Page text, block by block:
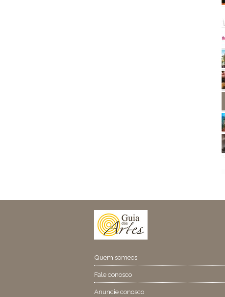
Quem someos
Fale conosco
Anuncie conosco